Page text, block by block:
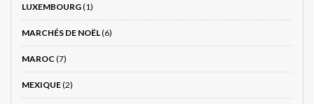
LUXEMBOURG(1)
MARCHÉS DE NOËL(6)
MAROC (7)
MEXIQUE(2)